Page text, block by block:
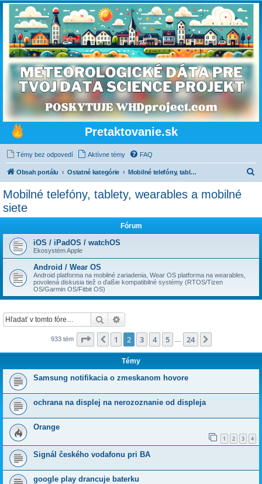
Pretaktovanie.sk
Témy bez odpovedí Aktívne témy FAQ
Obsah portálu Ostatné kategórie Mobilné telefóny, tablety, wearables a mobilné siete
Mobilné telefóny, tablety, wearables a mobilné
siete
Fórum
iOS / iPadOS / watchOS
Ekosystém Apple
Android / Wear OS
Android platforma na mobilné zariadenia, Wear OS platforma na wearables,
povolená diskusia tiež o ďalšie kompatibilné systémy (RTOS/Tizen
OS/Garmin OS/Fitbit OS)
Hľadať
933 tém Strana z24
Predchádzajúci
1 2 3 4 5 24
Témy
Samsung notifikacia o zmeskanom hovore
ochrana na displej na nerozoznanie od displeja
Orange
1 2 3 4
Signál českého vodafonu pri BA
google play drancuje baterku